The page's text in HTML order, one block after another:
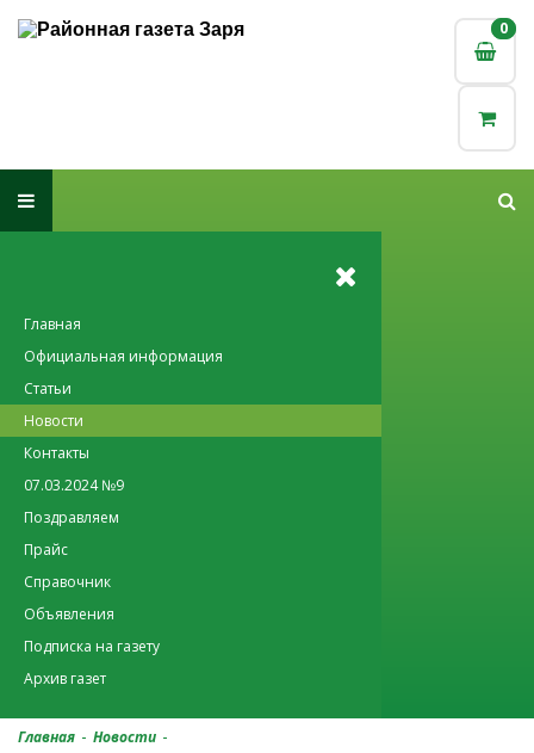
0
0
Главная
Официальная информация
Статьи
Новости
Контакты
07.03.2024 №9
Поздравляем
Прайс
Справочник
Объявления
Подписка на газету
Архив газет
Главная - Новости -